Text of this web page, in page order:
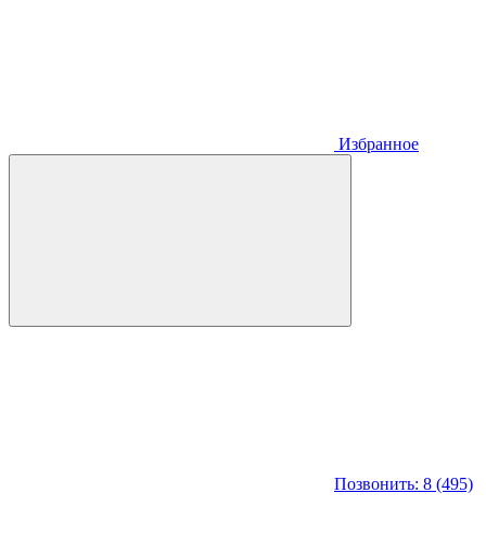
Избранное
Позвонить: 8 (495)